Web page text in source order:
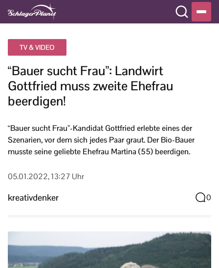
TV & VIDEO
“Bauer sucht Frau”: Landwirt
Gottfried muss zweite Ehefrau
beerdigen!
“Bauer sucht Frau”-Kandidat Gottfried erlebte eines der
Szenarien, vor dem sich jedes Paar graut. Der Bio-Bauer
musste seine geliebte Ehefrau Martina (55) beerdigen.
05.01.2022, 13:27 Uhr
kreativdenker 0